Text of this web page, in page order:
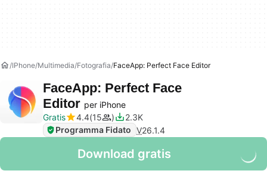
IPhone Multimedia Fotografia FaceApp: Perfect Face Editor
FaceApp: Perfect Face
Editor per iPhone
Gratis
4.4 15
2.3K
Programma Fidato V26.1.4
Download gratis